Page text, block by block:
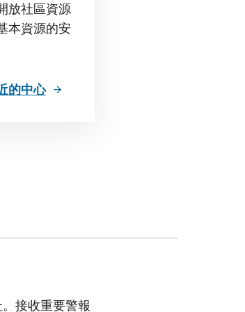
放社區資源
本資源的安
的中心
接收重要警報